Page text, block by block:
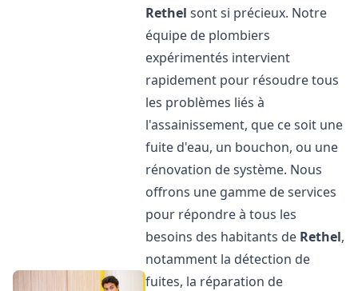
Rethel sont si précieux. Notre
équipe de plombiers
expérimentés intervient
rapidement pour résoudre tous
les problèmes liés à
l'assainissement, que ce soit une
fuite d'eau, un bouchon, ou une
rénovation de système. Nous
offrons une gamme de services
pour répondre à tous les
besoins des habitants de Rethel,
notamment la détection de
fuites, la réparation de